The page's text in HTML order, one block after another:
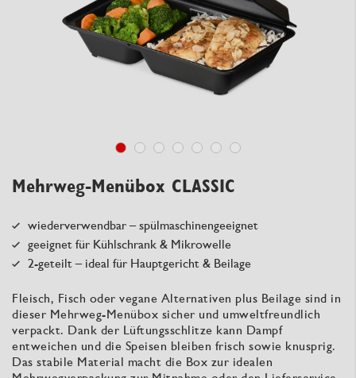
Mehrweg-Menübox CLASSIC
wiederverwendbar – spülmaschinengeeignet
geeignet für Kühlschrank & Mikrowelle
2-geteilt – ideal für Hauptgericht & Beilage
Fleisch, Fisch oder vegane Alternativen plus Beilage sind in
dieser Mehrweg-Menübox sicher und umweltfreundlich
verpackt. Dank der Lüftungsschlitze kann Dampf
entweichen und die Speisen bleiben frisch sowie knusprig.
Das stabile Material macht die Box zur idealen